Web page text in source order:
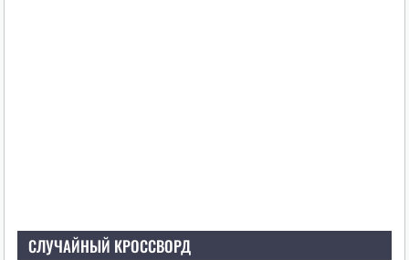
СЛУЧАЙНЫЙ КРОССВОРД